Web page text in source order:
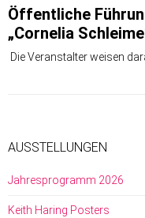
Öffentliche
„Cornelia
Die Veranstalter weisen
AUSSTELLUNGEN
Jahresprogramm 2026
Keith Haring Posters